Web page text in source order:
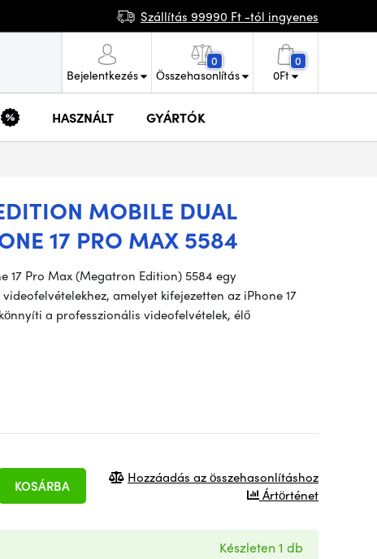
Szállítás 99990 Ft -tól ingyenes
Bejelentkezés
0
Összehasonlítás
0
0Ft
HASZNÁLT GYÁRTÓK
MOBILE DUAL
17 PRO MAX 5584
17 Pro Max (Megatron Edition) 5584 egy
amelyet kifejezetten az iPhone 17
a professzionális videofelvételek, élő
KOSÁRBA
Hozzáadás az összehasonlításhoz
Ártörténet
Készleten 1 db